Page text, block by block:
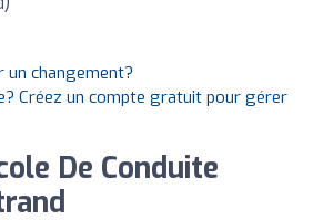
un changement?
Créez un compte gratuit pour gérer
De Conduite